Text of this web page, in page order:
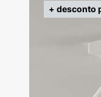
+ desconto